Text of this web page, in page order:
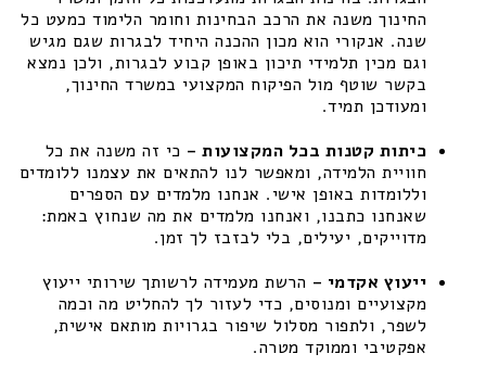
החינוך משנה את הרכב הבחינות וחומר הלימוד כמעט כל
שנה. אנקורי הוא מכון ההכנה היחיד לבגרות שגם מגיש
וגם מכין תלמידי תיכון באופן קבוע לבגרות, ולכן נמצא
בקשר שוטף מול הפיקוח המקצועי במשרד החינוך,
ומעודכן תמיד.
כיתות קטנות בכל המקצועות – כי זה משנה את כל
חוויית הלמידה, ומאפשר לנו להתאים את עצמנו ללומדים
וללומדות באופן אישי. אנחנו מלמדים עם הספרים
שאנחנו כתבנו, ואנחנו מלמדים את מה שנחוץ באמת:
מדוייקים, יעילים, בלי לבזבז לך זמן.
ייעוץ אקדמי – הרשת מעמידה לרשותך שירותי ייעוץ
מקצועיים ומנוסים, כדי לעזור לך להחליט מה וכמה
לשפר, ולתפור מסלול שיפור בגרויות מותאם אישית,
אפקטיבי וממוקד מטרה.